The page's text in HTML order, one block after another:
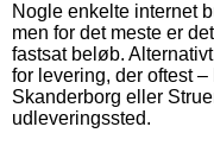
Nogle enkelte internet
men for det meste er
fastsat beløb.
for levering, der oftest
Skanderborg eller
udleveringssted.